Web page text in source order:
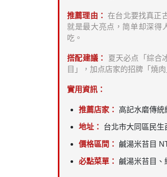
推薦理由： 在台北要找真正
就是最大亮点，简单却深得
吃。
搭配建議：
夏天必点「綜合
目」，加点店家的招牌「燒
實用資訊：
推薦店家： 高記水磨傳統
地址： 台北市大同區民生
價格區間： 鹹湯米苔目
必點菜單： 鹹湯米苔目